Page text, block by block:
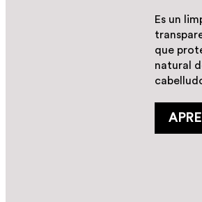
Es un
que
natural